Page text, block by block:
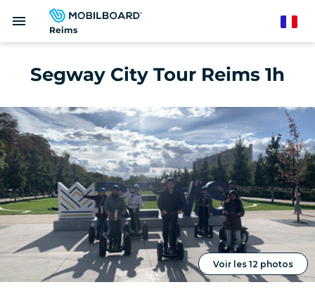
Reims
menu
Segway City Tour Reims 1h
Voir les 12 photos